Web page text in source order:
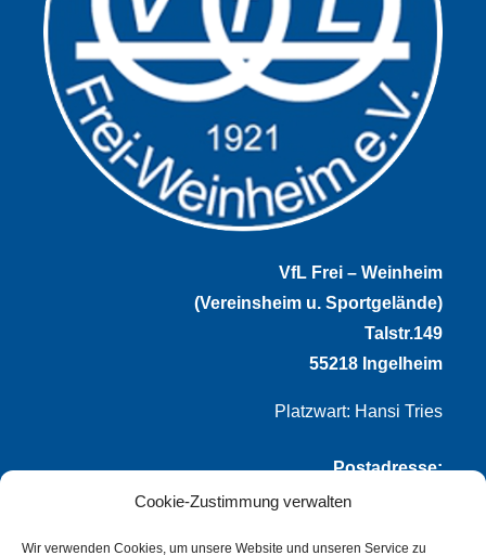
Cookie-Zustimmung verwalten
Wir verwenden Cookies, um unsere Website und unseren Service zu
VfL Frei – Weinheim
(Vereinsheim u. Sportgelände)
Talstr.149
55218 Ingelheim
Platzwart: Hansi Tries
Postadresse:
VfL Frei-Weinheim 1921 e.V.
Thomas Winternheimer